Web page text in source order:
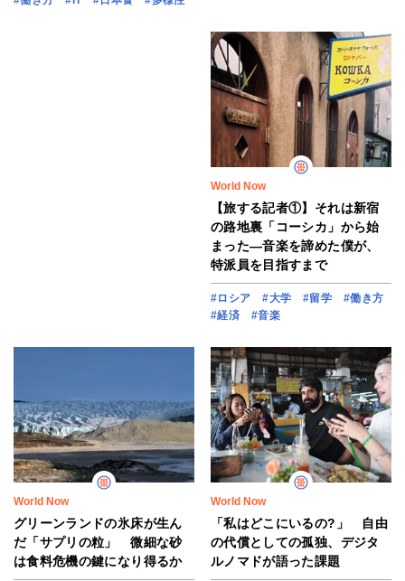
World Now
【旅する記者①】それは新宿
の路地裏「コーシカ」から始
まった―音楽を諦めた僕が、
特派員を目指すまで
#ロシア #大学 #留学
#働き方
#経済
#音楽
World Now
グリーンランドの氷床が生ん
だ「サプリの粒」 微細な砂
は食料危機の鍵になり得るか
World Now
「私はどこにいるの?」 自由
の代償としての孤独、デジタ
ルノマドが語った課題